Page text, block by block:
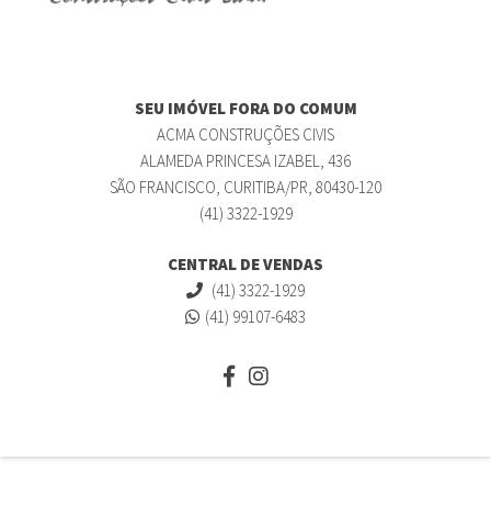
SEU IMÓVEL FORA DO COMUM
ACMA CONSTRUÇÕES CIVIS
ALAMEDA PRINCESA IZABEL, 436
SÃO FRANCISCO, CURITIBA/PR, 80430-120
(41) 3322-1929
CENTRAL DE VENDAS
(41) 3322-1929
(41) 99107-6483